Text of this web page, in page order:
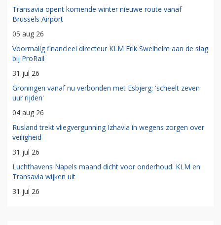
Transavia opent komende winter nieuwe route vanaf
Brussels Airport
05 aug 26
Voormalig financieel directeur KLM Erik Swelheim aan de slag
bij ProRail
31 jul 26
Groningen vanaf nu verbonden met Esbjerg: 'scheelt zeven
uur rijden'
04 aug 26
Rusland trekt vliegvergunning Izhavia in wegens zorgen over
veiligheid
31 jul 26
Luchthavens Napels maand dicht voor onderhoud: KLM en
Transavia wijken uit
31 jul 26